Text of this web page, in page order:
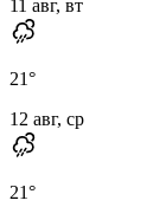
11 авг, вт
21°
12 авг, ср
21°